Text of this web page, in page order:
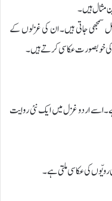
مثال ہیں۔
سمجھی جاتی ہیں۔ ان کی غزلوں کے
کی خوبصورت عکاسی کرتے ہیں۔
ہے۔ اسے اردو غزل میں ایک نئی روایت
کی عکاسی ملتی ہے۔